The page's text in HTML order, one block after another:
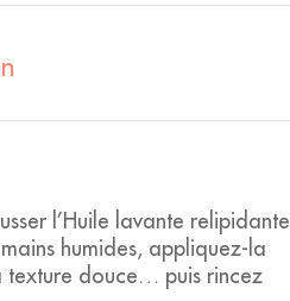
l’Huile lavante relipidante
humides, appliquez-la
texture douce… puis rincez